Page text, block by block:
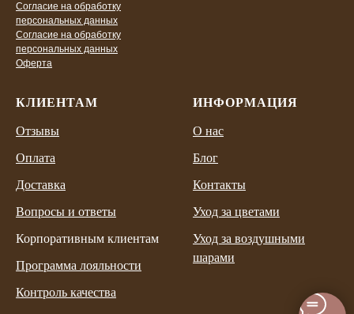
Согласие на обработку
персональных данных
Согласие на обработку
персональных данных
Оферта
КЛИЕНТАМ
Отзывы
Оплата
Доставка
Вопросы и ответы
Корпоративным клиентам
Программа лояльности
Контроль качества
ИНФОРМАЦИЯ
О нас
Блог
Контакты
Уход за цветами
Уход за воздушными
шарами